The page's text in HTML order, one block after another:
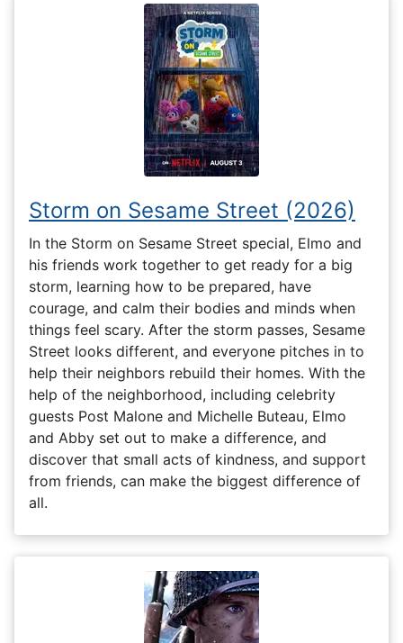
Storm on Sesame Street (2026)
In the Storm on Sesame Street special, Elmo and
his friends work together to get ready for a big
storm, learning how to be prepared, have
courage, and calm their bodies and minds when
things feel scary. After the storm passes, Sesame
Street looks different, and everyone pitches in to
help their neighbors rebuild their homes. With the
help of the neighborhood, including celebrity
guests Post Malone and Michelle Buteau, Elmo
and Abby set out to make a difference, and
discover that small acts of kindness, and support
from friends, can make the biggest difference of
all.